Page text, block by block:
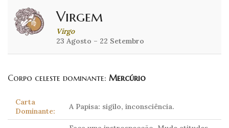
Virgem
Virgo
23 Agosto – 22 Setembro
Corpo celeste dominante: Mercúrio
Carta
Dominante:
A Papisa: sigilo, inconsciência.